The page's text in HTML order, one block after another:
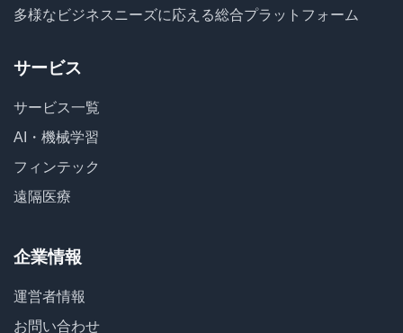
多様なビジネスニーズに応える総合プラットフォーム
サービス
サービス一覧
AI・機械学習
フィンテック
遠隔医療
企業情報
運営者情報
お問い合わせ